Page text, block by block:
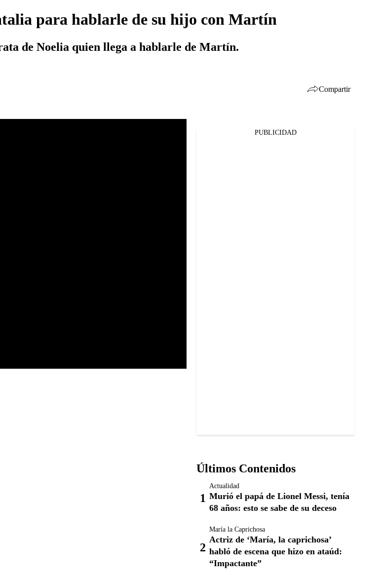
para hablarle de su hijo con Martín
de Noelia quien llega a hablarle de Martín.
Compartir
PUBLICIDAD
Últimos Contenidos
Actualidad
Murió el papá de Lionel Messi, tenía
68 años: esto se sabe de su deceso
María la Caprichosa
Actriz de ‘María, la caprichosa’
habló de escena que hizo en ataúd:
“Impactante”